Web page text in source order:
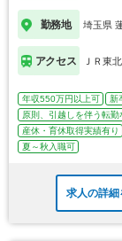
勤務地 埼玉県
アクセス ＪＲ東
年収550万円以上可 新
原則、引越しを伴う転勤
産休・育休取得実績有り
夏～秋入職可
求人の詳細